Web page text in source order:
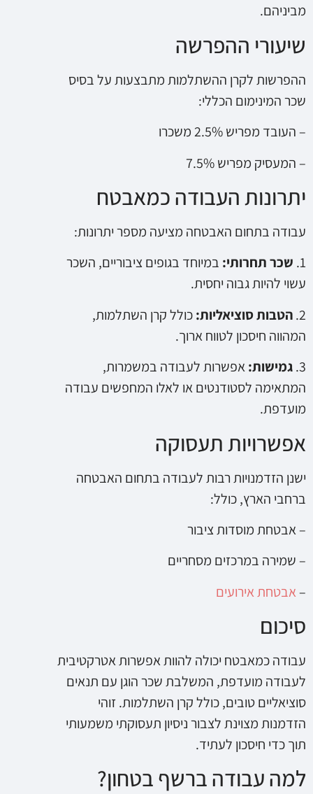
מביניהם.
שיעורי ההפרשה
ההפרשות לקרן ההשתלמות מתבצעות על בסיס
שכר המינימום הכללי:
– העובד מפריש 2.5% משכרו
– המעסיק מפריש 7.5%
יתרונות העבודה כמאבטח
עבודה בתחום האבטחה מציעה מספר יתרונות:
1. שכר תחרותי: במיוחד בגופים ציבוריים, השכר
עשוי להיות גבוה יחסית.
2. הטבות סוציאליות:כולל קרן השתלמות,
המהווה חיסכון לטווח ארוך.
3. גמישות:אפשרות לעבודה במשמרות,
המתאימה לסטודנטים או לאלו המחפשים עבודה
מועדפת.
אפשרויות תעסוקה
ישנן הזדמנויות רבות לעבודה בתחום האבטחה
ברחבי הארץ, כולל:
– אבטחת מוסדות ציבור
– שמירה במרכזים מסחריים
–אבטחת אירועים
סיכום
עבודה כמאבטח יכולה להוות אפשרות אטרקטיבית
לעבודה מועדפת, המשלבת שכר הוגן עם תנאים
סוציאליים טובים, כולל קרן השתלמות. זוהי
הזדמנות מצוינת לצבור ניסיון תעסוקתי משמעותי
תוך כדי חיסכון לעתיד.
למה עבודה ברשף בטחון?